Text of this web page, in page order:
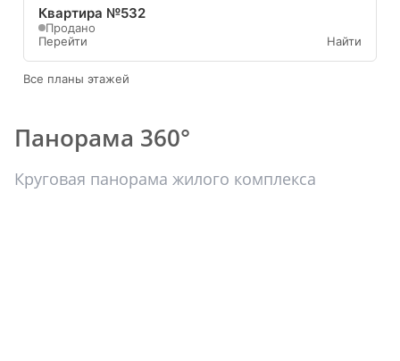
Квартира №532
Продано
Перейти
Найти
Все планы этажей
Панорама 360°
Круговая панорама жилого комплекса